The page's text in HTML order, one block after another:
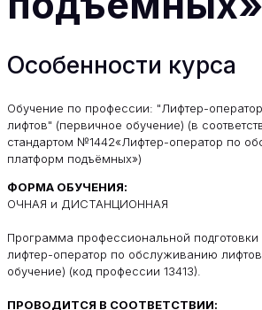
Особенности курса
Обучение по профессии: "Лифтер-
лифтов" (первичное обучение) (в
стандартом №1442«Лифтер-оператор по
платформ подъёмных»)
ФОРМА ОБУЧЕНИЯ:
ОЧНАЯ и ДИСТАНЦИОННАЯ
Программа профессиональной
лифтер-оператор по обслуживанию
обучение) (код профессии 13413).
ПРОВОДИТСЯ В СООТВЕТСТВИИ: